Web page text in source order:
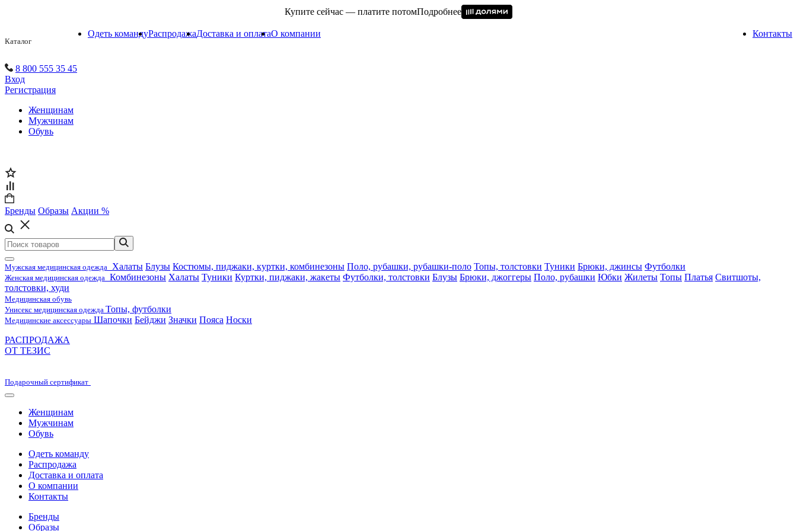
Купите сейчас — платите потомПодробнее
Каталог
Одеть командуРаспродажаДоставка и оплатаО компании Контакты
8 800 555 35 45
Вход
Регистрация
Женщинам
Мужчинам
Обувь
Бренды Образы Акции %
Мужская медицинская одежда Халаты Блузы Костюмы, пиджаки, куртки, комбинезоны Поло, рубашки, рубашки-поло Топы, толстовки Туники Брюки, джинсы Футболки
Женская медицинская одежда Комбинезоны Халаты Туники Куртки, пиджаки, жакеты Футболки, толстовки Блузы Брюки, джоггеры Поло, рубашки Юбки Жилеты Топы Платья Свитшоты,
толстовки, худи
Медицинская обувь
Унисекс медицинская одежда Топы, футболки
Медицинские аксессуары Шапочки Бейджи Значки Пояса Носки
РАСПРОДАЖА
ОТ ТЕЗИС
Подарочный сертификат
Женщинам
Мужчинам
Обувь
Одеть команду
Распродажа
Доставка и оплата
О компании
Контакты
Бренды
Образы